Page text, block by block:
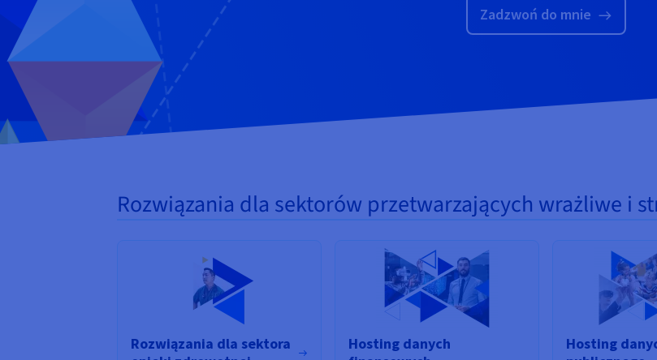
Zadzwoń do mnie
Rozwiązania dla sektorów przetwarzających wrażliwe i
Rozwiązania dla sektora
Hosting danych
Hosting